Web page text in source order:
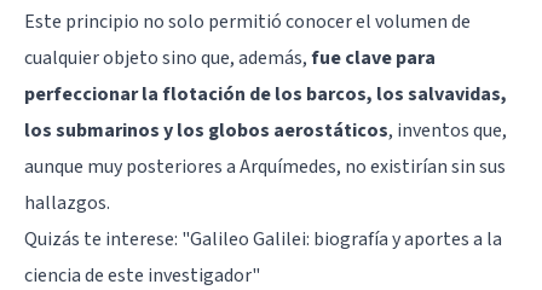
Este principio no solo permitió conocer el volumen de
cualquier objeto sino que, además,fue clave para
perfeccionar la flotación de los barcos, los salvavidas,
los submarinos y los globos aerostáticos, inventos que,
aunque muy posteriores a Arquímedes, no existirían sin sus
hallazgos.
Quizás te interese: "Galileo Galilei: biografía y aportes a la
ciencia de este investigador"